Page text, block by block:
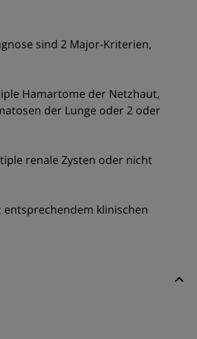
sind 2 Major-Kriterien,
Hamartome der Netzhaut,
der Lunge oder 2 oder
renale Zysten oder nicht
klinischen